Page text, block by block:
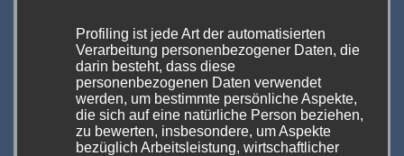
auch das Dampfen, so wie wir es kennen, aus.
Letztlich liegt es daher beim Konsumenten, ob
er kleinen Moddern mit dem Kauf der
Produkte Luft zum atmen lässt, oder nicht.
Profiling ist jede Art der automatisierten
Verarbeitung personenbezogener Daten, die
darin besteht, dass diese
personenbezogenen Daten verwendet
werden, um bestimmte persönliche Aspekte,
die sich auf eine natürliche Person beziehen,
zu bewerten, insbesondere, um Aspekte
bezüglich Arbeitsleistung, wirtschaftlicher